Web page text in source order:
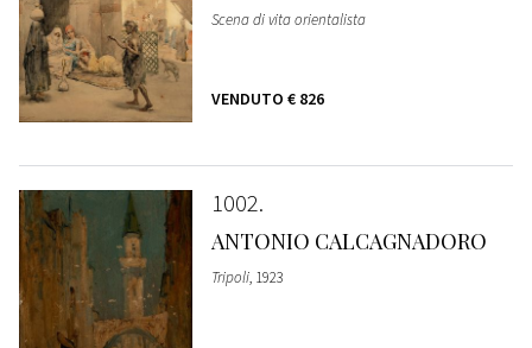
Scena di vita orientalista
VENDUTO € 826
1002
ANTONIO CALCAGNADORO
Tripoli, 1923